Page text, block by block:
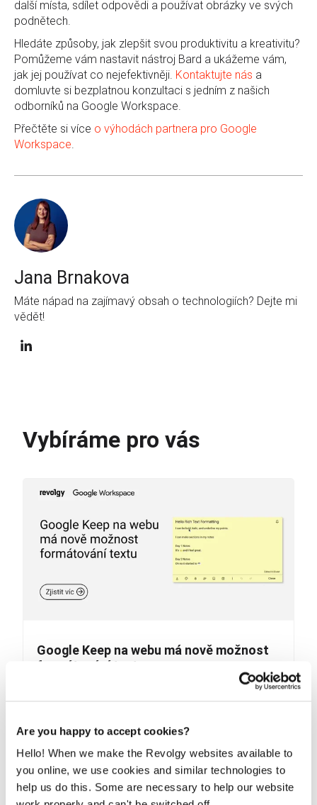
Are you happy to accept cookies?
Hello! When we make the Revolgy websites available to
you online, we use cookies and similar technologies to
help us do this. Some are necessary to help our website
další místa, sdílet odpovědi a používat obrázky ve svých
podnětech.
Hledáte způsoby, jak zlepšit svou produktivitu a kreativitu?
Pomůžeme vám nastavit nástroj Bard a ukážeme vám,
jak jej používat co nejefektivněji. Kontaktujte nás a
domluvte si bezplatnou konzultaci s jedním z našich
odborníků na Google Workspace.
Přečtěte si více o výhodách partnera pro Google
Workspace
Jana Brnakova
Máte nápad na zajímavý obsah o technologiích? Dejte mi
vědět!
Vybíráme pro vás
Google Keep na webu má nově možnost
formátování textu
Uživatelé aplikace Google Keep, kteří rádi používají její
webovou verzi, dlouho čekali na možnost...
PŘEČÍST